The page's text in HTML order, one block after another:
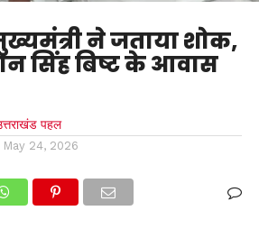
ने जताया शोक,
सिंह बिष्ट के आवास
पहल
May 24, 2026